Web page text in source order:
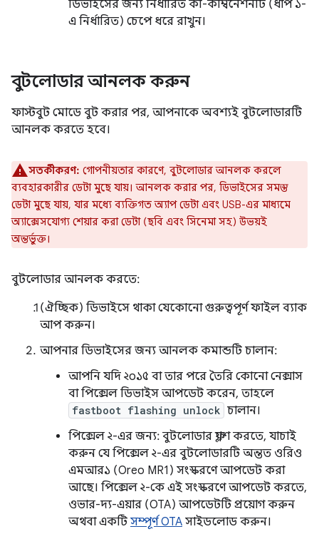
ডিভাইসের জন্য নির্ধারিত কী-কম্বিনেশনটি (ধাপ ১-
এ নির্ধারিত) চেপে ধরে রাখুন।
বুটলোডার আনলক করুন
ফাস্টবুট মোডে বুট করার পর, আপনাকে অবশ্যই বুটলোডারটি
আনলক করতে হবে।
সতর্কীকরণ: গোপনীয়তার কারণে, বুটলোডার আনলক করলে
ব্যবহারকারীর ডেটা মুছে যায়। আনলক করার পর, ডিভাইসের সমস্ত
ডেটা মুছে যায়, যার মধ্যে ব্যক্তিগত অ্যাপ ডেটা এবং USB-এর মাধ্যমে
অ্যাক্সেসযোগ্য শেয়ার করা ডেটা (ছবি এবং সিনেমা সহ) উভয়ই
অন্তর্ভুক্ত।
বুটলোডার আনলক করতে:
(ঐচ্ছিক) ডিভাইসে থাকা যেকোনো গুরুত্বপূর্ণ ফাইল ব্যাক
আপ করুন।
আপনার ডিভাইসের জন্য আনলক কমান্ডটি চালান:
আপনি যদি ২০১৫ বা তার পরে তৈরি কোনো নেক্সাস
বা পিক্সেল ডিভাইস আপডেট করেন, তাহলে
fastboot flashing unlock চালান।
পিক্সেল ২-এর জন্য: বুটলোডার ফ্ল্যাশ করতে, যাচাই
করুন যে পিক্সেল ২-এর বুটলোডারটি অন্তত ওরিও
এমআর১ (Oreo MR1) সংস্করণে আপডেট করা
আছে। পিক্সেল ২-কে এই সংস্করণে আপডেট করতে,
ওভার-দ্য-এয়ার (OTA) আপডেটটি প্রয়োগ করুন
অথবা একটি সম্পূর্ণ OTA সাইডলোড করুন।